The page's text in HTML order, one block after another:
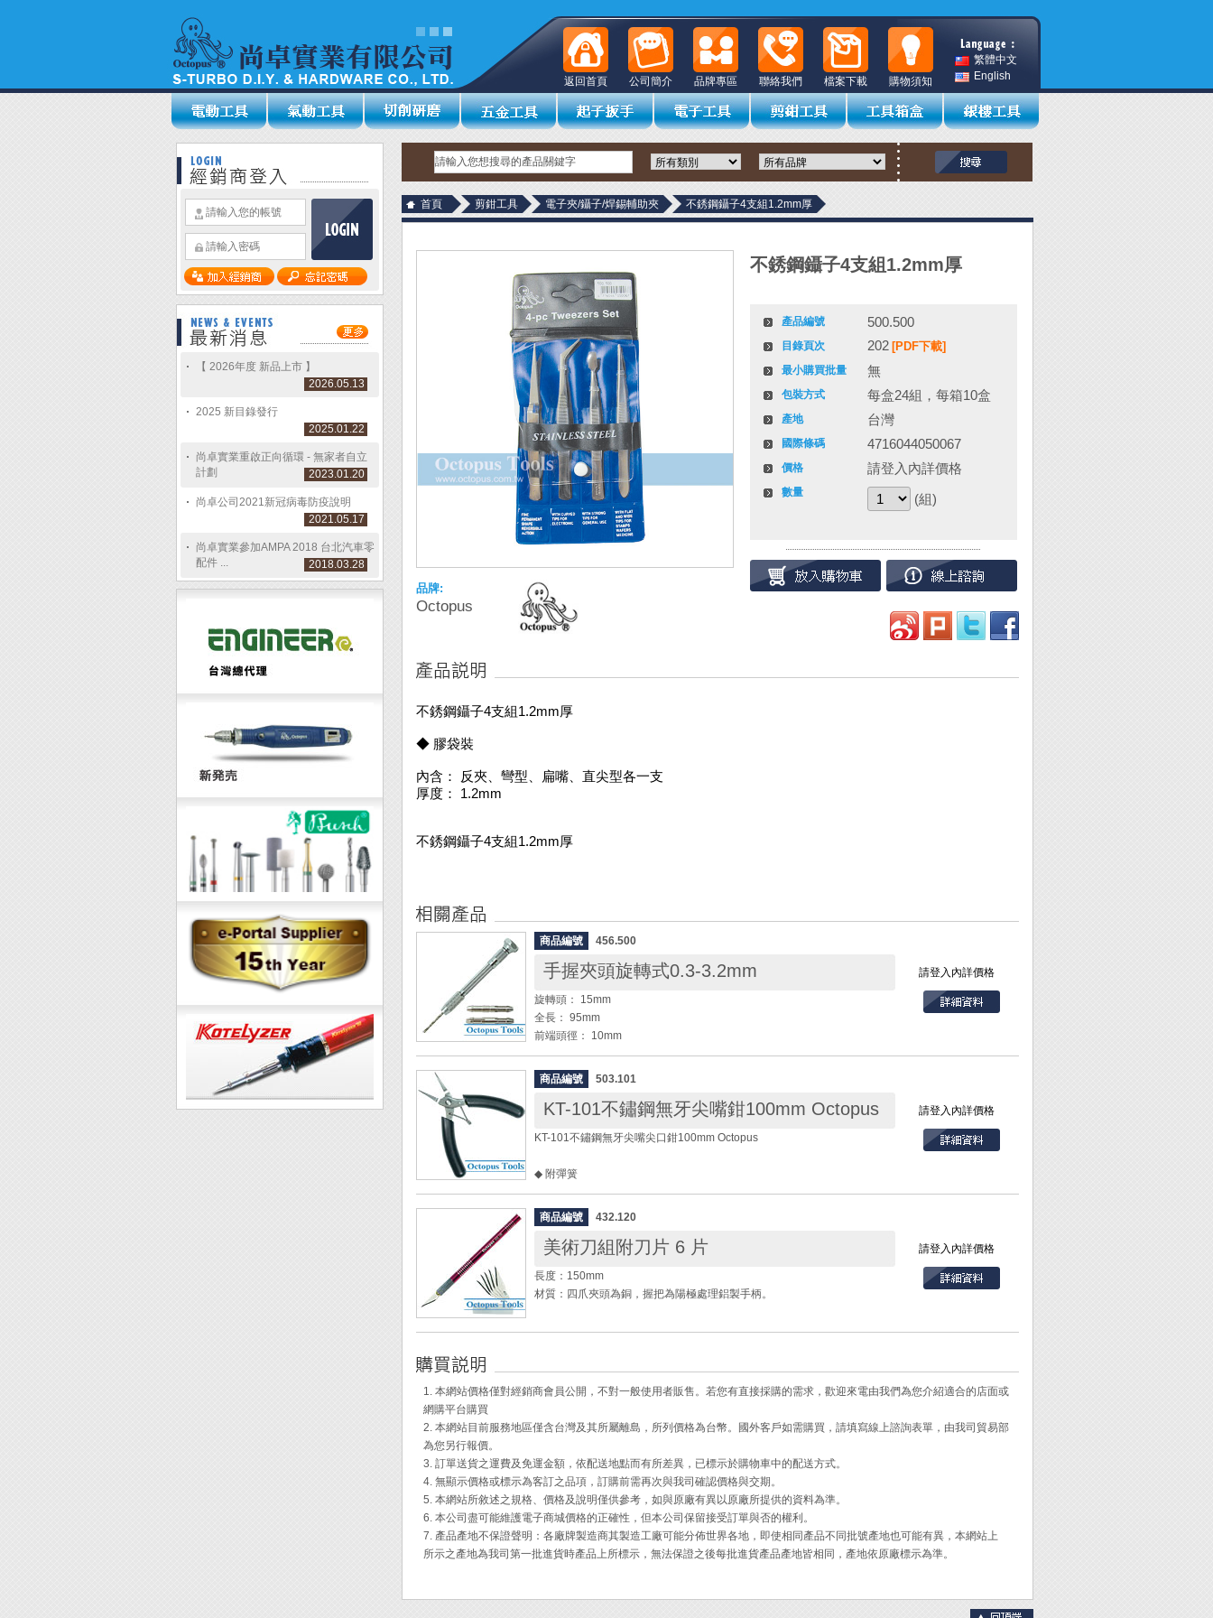
繁體中文
English
購物須知
檔案下載
聯絡我們
品牌專區
公司簡介
返回首頁
【 2026年度 新品上市 】
2026.05.13
2025 新目錄發行
2025.01.22
尚卓實業重啟正向循環 - 無家者自立
計劃
2023.01.20
尚卓公司2021新冠病毒防疫說明
2021.05.17
尚卓實業參加AMPA 2018 台北汽車零
配件 ...
2018.03.28
首頁 剪鉗工具 電子夾/鑷子/焊錫輔助夾 不銹鋼鑷子4支組1.2mm厚
品牌:
Octopus
不銹鋼鑷子4支組1.2mm厚
產品編號 500.500
目錄頁次 202 [PDF下載]
最小購買批量 無
包裝方式 每盒24組，每箱10盒
產地 台灣
國際條碼 4716044050067
價格 請登入內詳價格
數量 (組)
不銹鋼鑷子4支組1.2mm厚
◆ 膠袋裝
內含： 反夾、彎型、扁嘴、直尖型各一支
厚度： 1.2mm
不銹鋼鑷子4支組1.2mm厚
商品編號 456.500
手握夾頭旋轉式0.3-3.2mm 請登入內詳價格
旋轉頭： 15mm
全長： 95mm
前端頭徑： 10mm
握把柄徑： 8mm
夾頭能力：共4種夾頭
0.3mm ~ 1.0mm
1.0mm ~ 1.7mm
2.4mm ~ 3.2mm
材質： 銅、鐵
◆ 電子、模型 、美勞、飾品、珠寶、鐘錶、各項手工藝使用。
◆ 握柄處滾花處理，防滑易握。
◆ 頭部旋轉好施力。
商品編號 503.101
KT-101不鏽鋼無牙尖嘴鉗100mm Octopus 請登入內詳價格
KT-101不鏽鋼無牙尖嘴尖口鉗100mm Octopus
◆ 附彈簧
◆ 無牙
原廠代號： KT-101
長度： 100mm
材質： 不鏽鋼
商品編號 432.120
美術刀組附刀片 6 片 請登入內詳價格
長度：150mm
材質：四爪夾頭為銅，握把為陽極處理鋁製手柄。
◆ 用途：精密刻刀、模板切割、模型製作、鏤空雕刻。可用於模型製作時使
◆ 刀片銳利請小心使用，使用完畢後請收藏好，應避免讓兒童拿到發生危
1. 本網站價格僅對經銷商會員公開，不對一般使用者販售。若您有直接採購的需求，歡迎來電由我們為您介紹適合的店面或
網購平台購買
2. 本網站目前服務地區僅含台灣及其所屬離島，所列價格為台幣。國外客戶如需購買，請填寫線上諮詢表單，由我司貿易部
為您另行報價。
3. 訂單送貨之運費及免運金額，依配送地點而有所差異，已標示於購物車中的配送方式。
4. 無顯示價格或標示為客訂之品項，訂購前需再次與我司確認價格與交期。
5. 本網站所敘述之規格、價格及說明僅供參考，如與原廠有異以原廠所提供的資料為準。
6. 本公司盡可能維護電子商城價格的正確性，但本公司保留接受訂單與否的權利。
7. 產品產地不保證聲明：各廠牌製造商其製造工廠可能分佈世界各地，即使相同產品不同批號產地也可能有異，本網站上
所示之產地為我司第一批進貨時產品上所標示，無法保證之後每批進貨產品產地皆相同，產地依原廠標示為準。